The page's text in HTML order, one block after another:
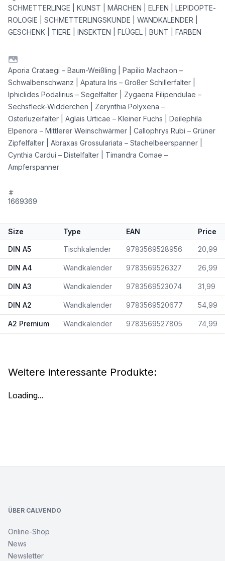
SCHMETTERLINGE | KUNST | MÄRCHEN | ELFEN | LE­PI­DO­P­TE­
RO­LO­GIE | SCHMETTERLINGSKUNDE | WANDKALENDER |
GESCHENK | TIERE | INSEKTEN | FLÜGEL | BUNT | FARBEN
Aporia Crataegi – Baum-Weißling | Papilio Machaon –
Schwalbenschwanz | Apatura Iris – Großer Schillerfalter |
Iphiclides Podalirius – Segelfalter | Zygaena Filipendulae –
Sechsfleck-Widderchen | Zerynthia Polyxena –
Osterluzeifalter | Aglais Urticae – Kleiner Fuchs | Deilephila
Elpenora – Mittlerer Weinschwärmer | Callophrys Rubi – Grüner
Zipfelfalter | Abraxas Grossulariata – Stachelbeerspanner |
Cynthia Cardui – Distelfalter | Timandra Comae –
Ampferspanner
1669369
Size Type EAN Price
DIN A5 Tischkalender 9783569528956 20,99
DIN A4 Wandkalender 9783569526327 26,99
DIN A3 Wandkalender 9783569523074 31,99
DIN A2 Wandkalender 9783569520677 54,99
A2 Premium Wandkalender 9783569527805 74,99
Weitere interessante Produkte:
Loading...
ÜBER CALVENDO
Online-Shop
News
Newsletter